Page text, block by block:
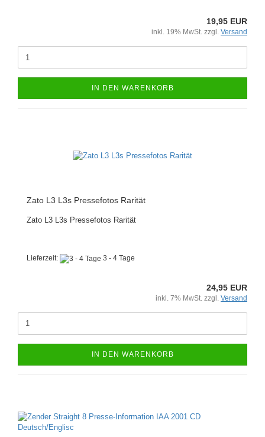
19,95 EUR
inkl. 19% MwSt. zzgl. Versand
IN DEN WARENKORB
Zato L3 L3s Pressefotos Rarität
Zato L3 L3s Pressefotos Rarität
Lieferzeit: 3 - 4 Tage
24,95 EUR
inkl. 7% MwSt. zzgl. Versand
IN DEN WARENKORB